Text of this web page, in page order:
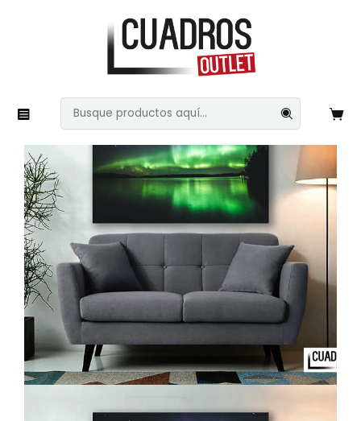
Naturaleza Boreal Boreal 12